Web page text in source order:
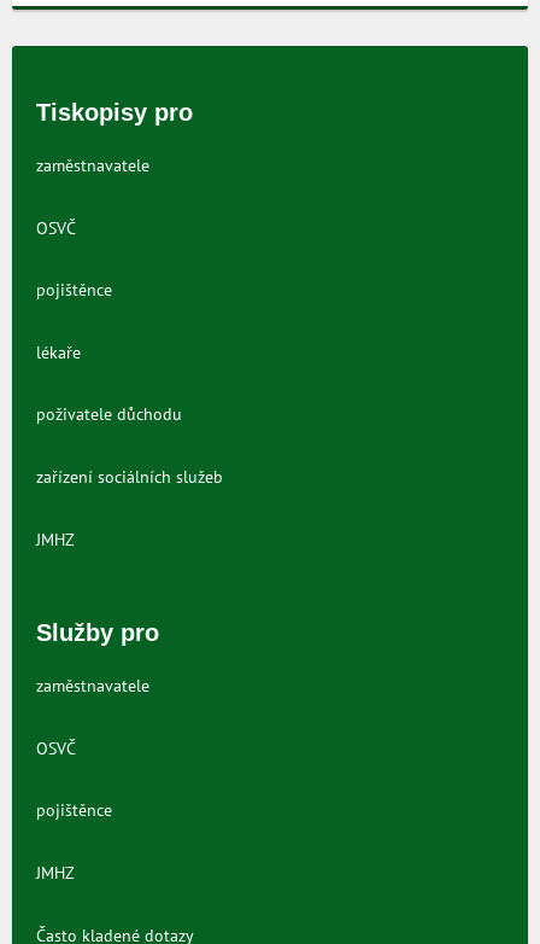
Tiskopisy pro
zaměstnavatele
OSVČ
pojištěnce
lékaře
poživatele důchodu
zařízení sociálních služeb
JMHZ
Služby pro
zaměstnavatele
OSVČ
pojištěnce
JMHZ
Často kladené dotazy